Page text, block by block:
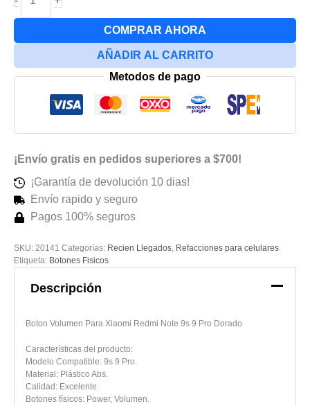
Volumen
Xiaomi
Note
cantidad
COMPRAR AHORA
AÑADIR AL CARRITO
Metodos de pago
¡Envío gratis en pedidos superiores a $700!
¡Garantía de devolución 10 dias!
Envío rapido y seguro
Pagos 100% seguros
SKU: 20141 Categorías: Recien Llegados, Refacciones para celulares
Etiqueta: Botones Fisicos
Descripción
Boton Volumen Para Xiaomi Redmi Note 9s 9 Pro Dorado
Características del producto:
Modelo Compatible: 9s 9 Pro.
Material: Plástico Abs.
Calidad: Excelente.
Botones físicos: Power, Volumen.